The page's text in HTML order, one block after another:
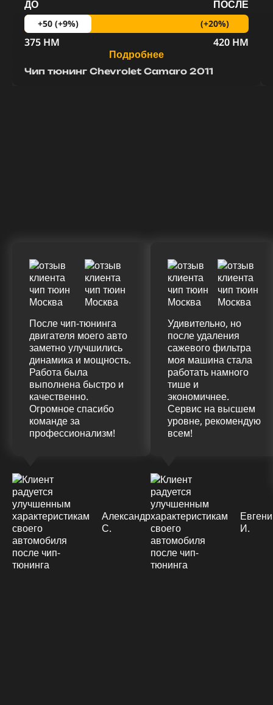
Чип тюнинг Chevrolet Camaro 2011
ДО ПОСЛЕ
+50 (+9%) (+20%)
375 HM
420 HM
Подробнее
После чип-тюнинга
двигателя моего авто
заметно улучшились
динамика и мощность.
Работа была
выполнена быстро и
качественно.
Огромное спасибо
команде за
профессионализм!
Александр
С.
Удивительно, но
после удаления
сажевого фильтра
моя машина стала
работать намного
тише и
экономичнее.
Сервис на высшем
уровне, рекомендую
всем!
И.